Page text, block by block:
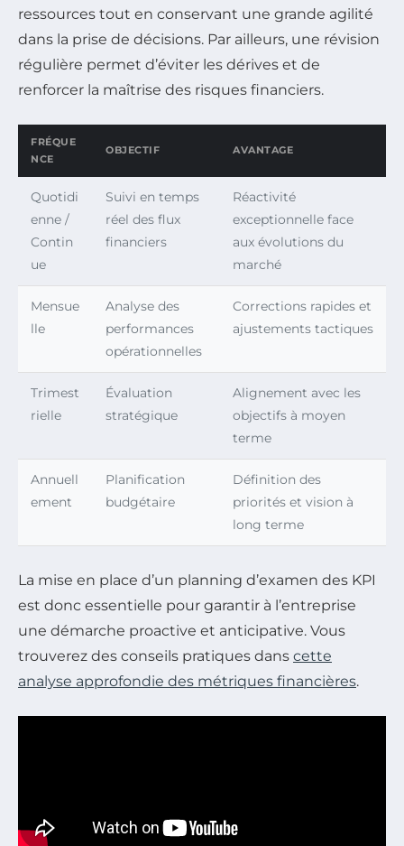
ressources tout en conservant une grande agilité
dans la prise de décisions. Par ailleurs, une révision
régulière permet d’éviter les dérives et de
renforcer la maîtrise des risques financiers.
FRÉQUE
NCE
OBJECTIF AVANTAGE
Quotidi
enne /
Contin
ue
Suivi en temps
réel des flux
financiers
Réactivité
exceptionnelle face
aux évolutions du
marché
Mensue
lle
Analyse des
performances
opérationnelles
Corrections rapides et
ajustements tactiques
Trimest
rielle
Évaluation
stratégique
Alignement avec les
objectifs à moyen
terme
Annuell
ement
Planification
budgétaire
Définition des
priorités et vision à
long terme
La mise en place d’un planning d’examen des KPI
est donc essentielle pour garantir à l’entreprise
une démarche proactive et anticipative. Vous
trouverez des conseils pratiques dans cette
analyse approfondie des métriques financières.